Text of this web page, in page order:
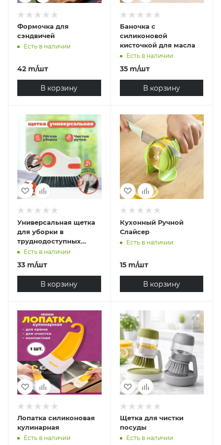
Формочка для
сэндвичей
Есть в наличии
42 m/шт
В корзину
Баночка с
силиконовой
кисточкой для масла
Есть в наличии
35m/шт
В корзину
Универсальная щетка
для уборки в
труднодоступных
местах 2 в 1
Есть в наличии
33 m/шт
В корзину
Кухонный Ручной
Слайсер
Есть в наличии
15m/шт
В корзину
Лопатка силиконовая
кулинарная
Есть в наличии
Щетка для чистки
посуды
Есть в наличии